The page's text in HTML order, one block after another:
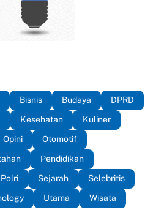
Bisnis Budaya
DPRD
Kesehatan
Kuliner
Opini
Otomotif
Pendidikan
Polri Sejarah
Selebritis
Utama Wisata